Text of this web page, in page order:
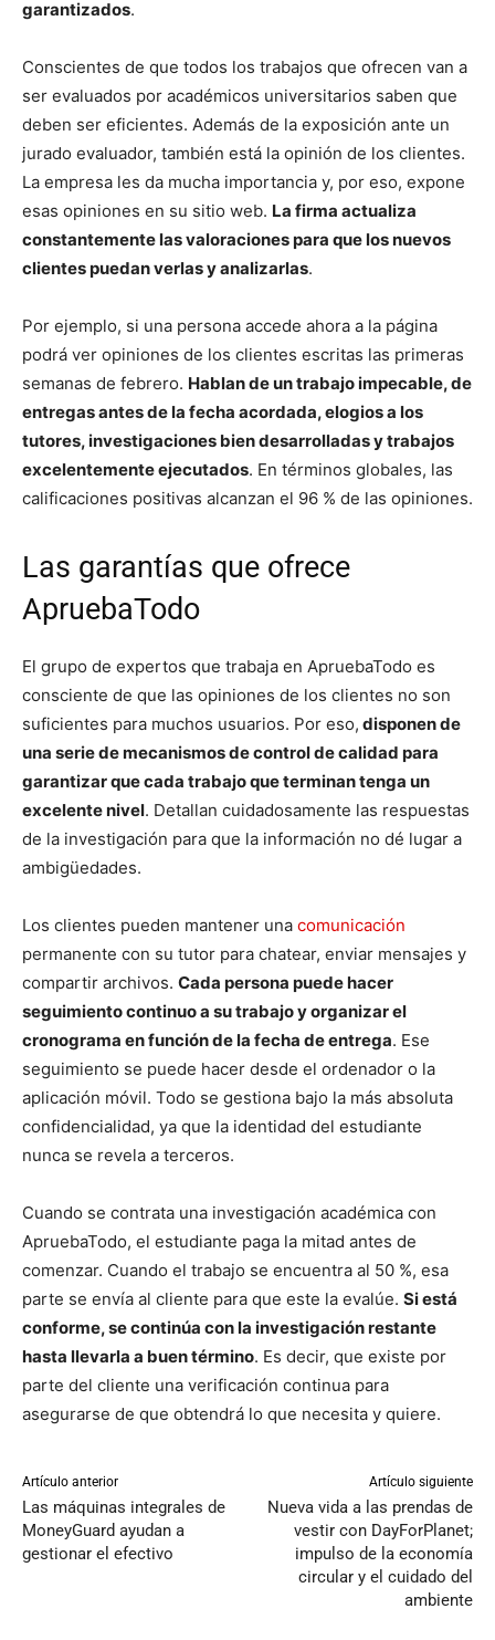
garantizados.
Conscientes de que todos los trabajos que ofrecen van a
ser evaluados por académicos universitarios saben que
deben ser eficientes. Además de la exposición ante un
jurado evaluador, también está la opinión de los clientes.
La empresa les da mucha importancia y, por eso, expone
esas opiniones en su sitio web. La firma actualiza
constantemente las valoraciones para que los nuevos
clientes puedan verlas y analizarlas.
Por ejemplo, si una persona accede ahora a la página
podrá ver opiniones de los clientes escritas las primeras
semanas de febrero. Hablan de un trabajo impecable, de
entregas antes de la fecha acordada, elogios a los
tutores, investigaciones bien desarrolladas y trabajos
excelentemente ejecutados. En términos globales, las
calificaciones positivas alcanzan el 96 % de las opiniones.
Las garantías que ofrece
ApruebaTodo
El grupo de expertos que trabaja en ApruebaTodo es
consciente de que las opiniones de los clientes no son
suficientes para muchos usuarios. Por eso, disponen de
una serie de mecanismos de control de calidad para
garantizar que cada trabajo que terminan tenga un
excelente nivel. Detallan cuidadosamente las respuestas
de la investigación para que la información no dé lugar a
ambigüedades.
Los clientes pueden mantener una comunicación
permanente con su tutor para chatear, enviar mensajes y
compartir archivos. Cada persona puede hacer
seguimiento continuo a su trabajo y organizar el
cronograma en función de la fecha de entrega. Ese
seguimiento se puede hacer desde el ordenador o la
aplicación móvil. Todo se gestiona bajo la más absoluta
confidencialidad, ya que la identidad del estudiante
nunca se revela a terceros.
Cuando se contrata una investigación académica con
ApruebaTodo, el estudiante paga la mitad antes de
comenzar. Cuando el trabajo se encuentra al 50 %, esa
parte se envía al cliente para que este la evalúe. Si está
conforme, se continúa con la investigación restante
hasta llevarla a buen término. Es decir, que existe por
parte del cliente una verificación continua para
asegurarse de que obtendrá lo que necesita y quiere.
Artículo anterior
Las máquinas integrales de
MoneyGuard ayudan a
gestionar el efectivo
Artículo siguiente
Nueva vida a las prendas de
vestir con DayForPlanet;
impulso de la economía
circular y el cuidado del
ambiente